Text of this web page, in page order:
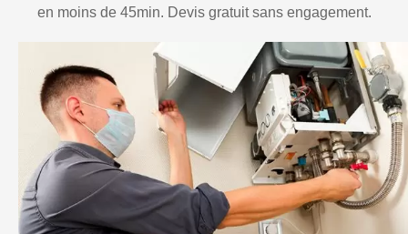
en moins de 45min. Devis gratuit sans engagement.